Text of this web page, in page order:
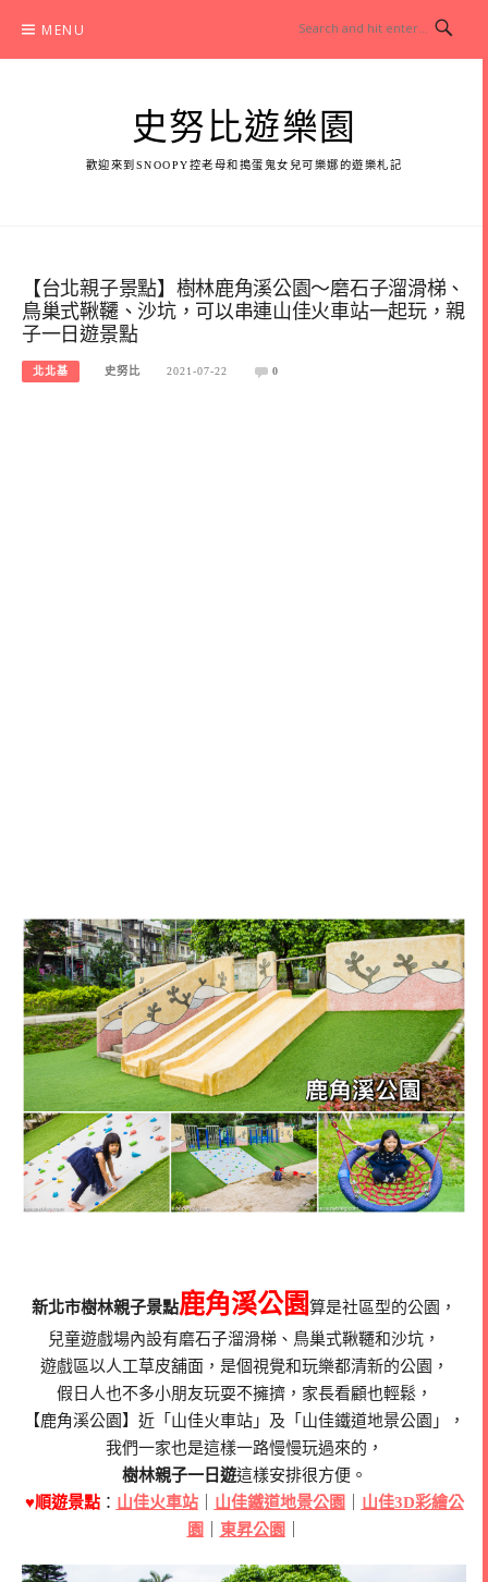
content
MENU
史努比遊樂園
歡迎來到SNOOPY控老母和搗蛋鬼女兒可樂娜的遊樂札記
【台北親子景點】樹林鹿角溪公園～磨石子溜滑梯、
鳥巢式鞦韆、沙坑，可以串連山佳火車站一起玩，親
子一日遊景點
北北基 史努比 2021-07-22 0
新北市樹林親子景點鹿角溪公園算是社區型的公園，
兒童遊戲場內設有磨石子溜滑梯、鳥巢式鞦韆和沙坑，
遊戲區以人工草皮舖面，是個視覺和玩樂都清新的公園，
假日人也不多小朋友玩耍不擁擠，家長看顧也輕鬆，
【鹿角溪公園】近「山佳火車站」及「山佳鐵道地景公園」，
我們一家也是這樣一路慢慢玩過來的，
樹林親子一日遊這樣安排很方便。
♥順遊景點： 山佳火車站｜ 山佳鐵道地景公園
山佳3D彩繪公
園
東昇公園